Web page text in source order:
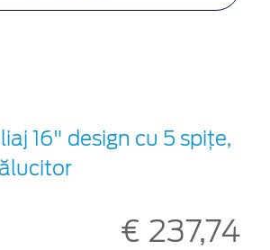
16" design cu 5 spițe,
€ 237,74